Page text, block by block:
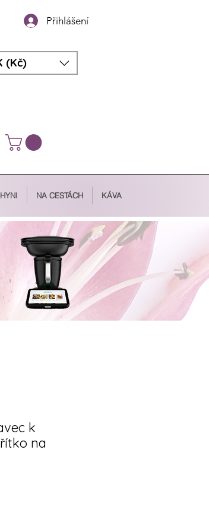
Přihlášení
(Kč)
NA CESTÁCH KÁVA
k
na